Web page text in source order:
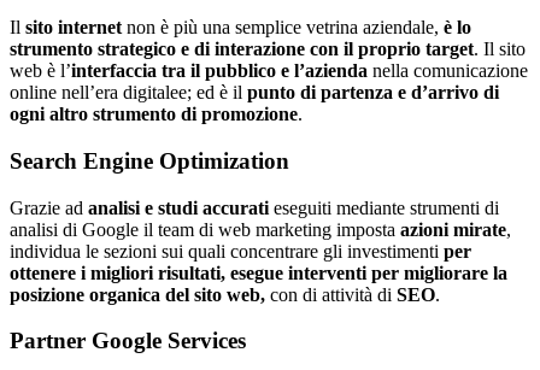
Il sito internet non è più una semplice vetrina aziendale, è lo
strumento strategico e di interazione con il proprio target. Il sito
web è l’interfaccia tra il pubblico e l’azienda nella comunicazione
online nell’era digitalee; ed è il punto di partenza e d’arrivo di
ogni altro strumento di promozione.
Search Engine Optimization
Grazie ad analisi e studi accurati eseguiti mediante strumenti di
analisi di Google il team di web marketing imposta azioni mirate,
individua le sezioni sui quali concentrare gli investimenti per
ottenere i migliori risultati, esegue interventi per migliorare la
posizione organica del sito web, con di attività di SEO.
Partner Google Services